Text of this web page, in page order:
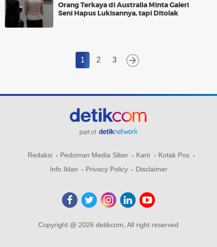
Orang Terkaya di Australia Minta Galeri
Seni Hapus Lukisannya, tapi Ditolak
1 2 3
part of
Redaksi Pedoman Media Siber Karir
Kotak Pos
Info Iklan
Privacy Policy Disclaimer
Copyright @ 2026 detikcom, All right reserved